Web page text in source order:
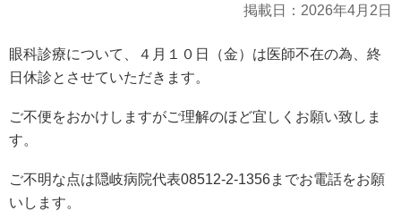
掲載日： 2026年4月2日
眼科診療について、４月１０日（金）は医師不在の為、終
日休診とさせていただきます。
ご不便をおかけしますがご理解のほど宜しくお願い致しま
す。
ご不明な点は隠岐病院代表08512-2-1356までお電話をお願
いします。